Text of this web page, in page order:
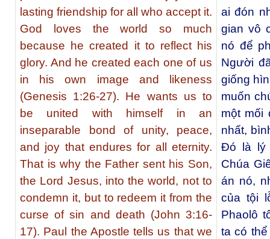
lasting friendship for all who accept it.
God loves the world so much
because he created it to reflect his
glory. And he created each one of us
in his own image and likeness
(Genesis 1:26-27). He wants us to
be united with himself in an
inseparable bond of unity, peace,
and joy that endures for all eternity.
That is why the Father sent his Son,
the Lord Jesus, into the world, not to
condemn it, but to redeem it from the
curse of sin and death (John 3:16-
17). Paul the Apostle tells us that we
ai đón
gian vô
nó để
Người
giống
muốn
một mối
nhất,
Ðó là lý
Chúa
án nó,
của tội
Phaolô
ta có